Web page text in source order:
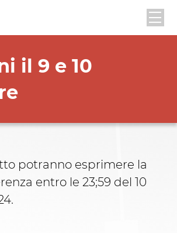
il 9 e 10
potranno esprimere la
entro le 23;59 del 10